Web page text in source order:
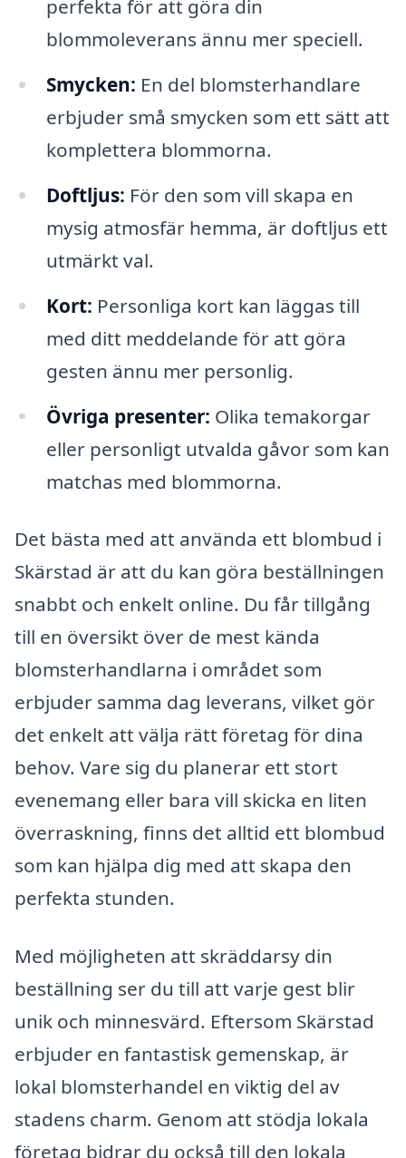
perfekta för att göra din
blommoleverans ännu mer speciell.
Smycken: En del blomsterhandlare
erbjuder små smycken som ett sätt att
komplettera blommorna.
Doftljus: För den som vill skapa en
mysig atmosfär hemma, är doftljus ett
utmärkt val.
Kort: Personliga kort kan läggas till
med ditt meddelande för att göra
gesten ännu mer personlig.
Övriga presenter: Olika temakorgar
eller personligt utvalda gåvor som kan
matchas med blommorna.
Det bästa med att använda ett blombud i
Skärstad är att du kan göra beställningen
snabbt och enkelt online. Du får tillgång
till en översikt över de mest kända
blomsterhandlarna i området som
erbjuder samma dag leverans, vilket gör
det enkelt att välja rätt företag för dina
behov. Vare sig du planerar ett stort
evenemang eller bara vill skicka en liten
överraskning, finns det alltid ett blombud
som kan hjälpa dig med att skapa den
perfekta stunden.
Med möjligheten att skräddarsy din
beställning ser du till att varje gest blir
unik och minnesvärd. Eftersom Skärstad
erbjuder en fantastisk gemenskap, är
lokal blomsterhandel en viktig del av
stadens charm. Genom att stödja lokala
företag bidrar du också till den lokala